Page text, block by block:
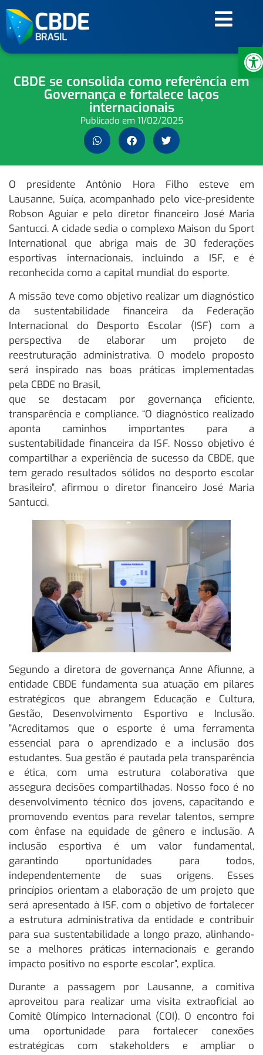
CBDE se consolida como referência em
Governança e fortalece laços
internacionais
Publicado em 11/02/2025
O presidente Antônio Hora Filho esteve em
Lausanne, Suíça, acompanhado pelo vice-presidente
Robson Aguiar e pelo diretor financeiro José Maria
Santucci. A cidade sedia o complexo Maison du Sport
International que abriga mais de 30 federações
esportivas internacionais, incluindo a ISF, e é
reconhecida como a capital mundial do esporte.
A missão teve como objetivo realizar um diagnóstico
da sustentabilidade financeira da Federação
Internacional do Desporto Escolar (ISF) com a
perspectiva de elaborar um projeto de
reestruturação administrativa. O modelo proposto
será inspirado nas boas práticas implementadas
pela CBDE no Brasil,
que se destacam por governança eficiente,
transparência e compliance. “O diagnóstico realizado
aponta caminhos importantes para a
sustentabilidade financeira da ISF. Nosso objetivo é
compartilhar a experiência de sucesso da CBDE, que
tem gerado resultados sólidos no desporto escolar
brasileiro”, afirmou o diretor financeiro José Maria
Santucci.
Segundo a diretora de governança Anne Afiunne, a
entidade CBDE fundamenta sua atuação em pilares
estratégicos que abrangem Educação e Cultura,
Gestão, Desenvolvimento Esportivo e Inclusão.
”Acreditamos que o esporte é uma ferramenta
essencial para o aprendizado e a inclusão dos
estudantes. Sua gestão é pautada pela transparência
e ética, com uma estrutura colaborativa que
assegura decisões compartilhadas. Nosso foco é no
desenvolvimento técnico dos jovens, capacitando e
promovendo eventos para revelar talentos, sempre
com ênfase na equidade de gênero e inclusão. A
inclusão esportiva é um valor fundamental,
garantindo oportunidades para todos,
independentemente de suas origens. Esses
princípios orientam a elaboração de um projeto que
será apresentado à ISF, com o objetivo de fortalecer
a estrutura administrativa da entidade e contribuir
para sua sustentabilidade a longo prazo, alinhando-
se a melhores práticas internacionais e gerando
impacto positivo no esporte escolar”, explica.
Durante a passagem por Lausanne, a comitiva
aproveitou para realizar uma visita extraoficial ao
Comitê Olímpico Internacional (COI). O encontro foi
uma oportunidade para fortalecer conexões
estratégicas com stakeholders e ampliar o